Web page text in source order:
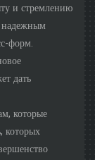
и стремлению
надежным
форм.
дать
которые
которых